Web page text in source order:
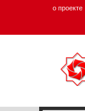
о проекте